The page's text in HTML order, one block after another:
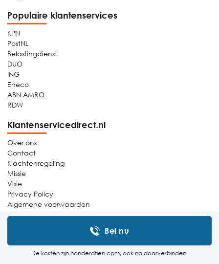
Populaire klantenservices
KPN
PostNL
Belastingdienst
DUO
ING
Eneco
ABN AMRO
RDW
Klantenservicedirect.nl
Over ons
Contact
Klachtenregeling
Missie
Visie
Privacy Policy
Algemene voorwaarden
Sitemap
Bel nu
De kosten zijn honderdtien cpm, ook na doorverbinden.